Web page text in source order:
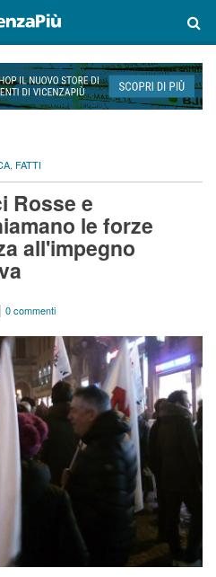
, FATTI
Rosse e
le forze
all'impegno
| 0 commenti